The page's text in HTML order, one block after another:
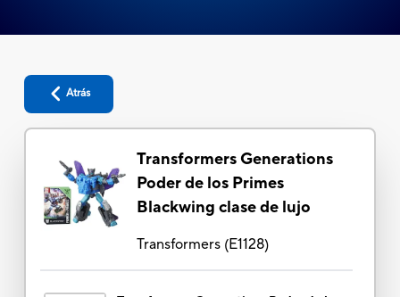
Atrás
Transformers Generations
Poder de los Primes
Blackwing clase de lujo
Transformers(E1128)